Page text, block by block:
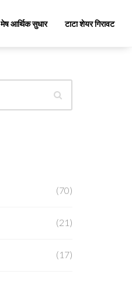
मेष आर्थिक सुधार टाटा शेयर गिरावट
(70)
(21)
(17)